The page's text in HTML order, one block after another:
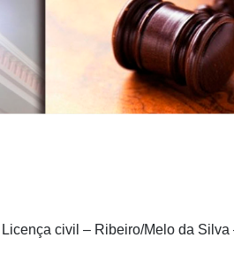
Licença civil – Ribeiro/Melo da